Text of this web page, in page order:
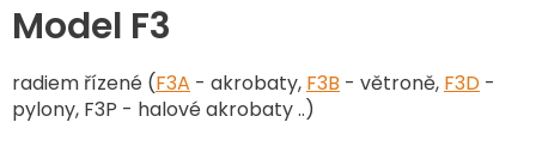
Model F3
radiem řízené (F3A - akrobaty, F3B - větroně, F3D -
pylony, F3P - halové akrobaty ..)